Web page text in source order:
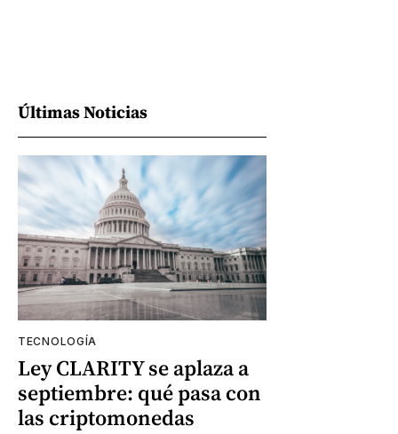
Últimas Noticias
TECNOLOGÍA
Ley CLARITY se aplaza a
septiembre: qué pasa con
las criptomonedas